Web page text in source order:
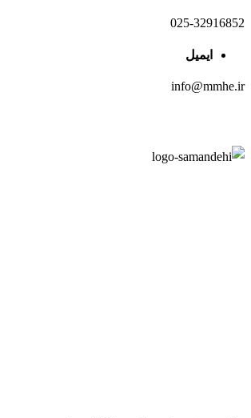
025-32916852
ایمیل
info@mmhe.ir